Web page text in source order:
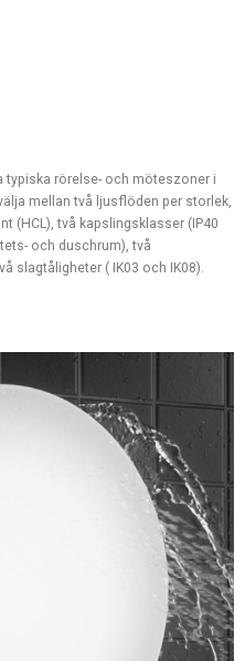
typiska rörelse- och möteszoner i
mellan två ljusflöden per storlek,
(HCL), två kapslingsklasser (IP40
och duschrum), två
slagtåligheter ( IK03 och IK08).